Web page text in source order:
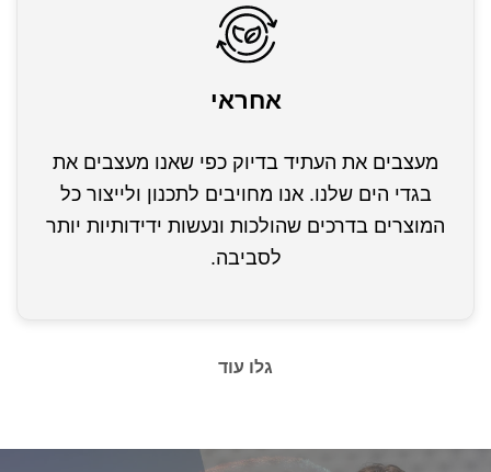
אחראי
מעצבים את העתיד בדיוק כפי שאנו מעצבים את
בגדי הים שלנו. אנו מחויבים לתכנון ולייצור כל
המוצרים בדרכים שהולכות ונעשות ידידותיות יותר
לסביבה.
גלו עוד